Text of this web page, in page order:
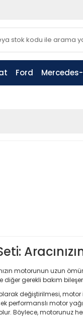
Ford
motorunun uzun
diğer gerekli bakım
değiştirilmesi,
performanslı motor
Böylece, motorunuz